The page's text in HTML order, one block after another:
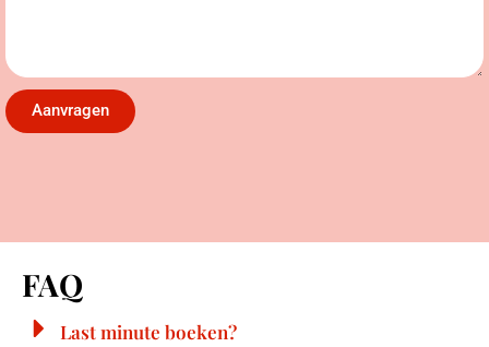
Aanvragen
FAQ
Last minute boeken?